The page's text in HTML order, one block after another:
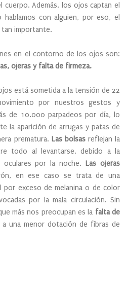
cuerpo. Además, los ojos captan el
hablamos con alguien, por eso, el
tan importante.
en el contorno de los ojos son:
ojeras y falta de firmeza.
está sometida a la tensión de 22
por nuestros gestos y
de 10.000 parpadeos por día, lo
la aparición de arrugas y patas de
prematura. Las bolsasreflejan la
todo al levantarse, debido a la
oculares por la noche. Las ojeras
en ese caso se trata de una
por exceso de melanina o de color
por la mala circulación. Sin
más nos preocupan es la falta de
una menor dotación de fibras de